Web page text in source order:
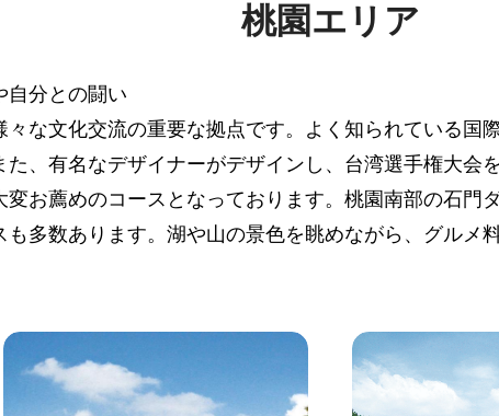
桃園エリア
自分との闘い
な文化交流の重要な拠点です。よく知られている
、有名なデザイナーがデザインし、台湾選手権大
お薦めのコースとなっております。桃園南部の石門
多数あります。湖や山の景色を眺めながら、グルメ